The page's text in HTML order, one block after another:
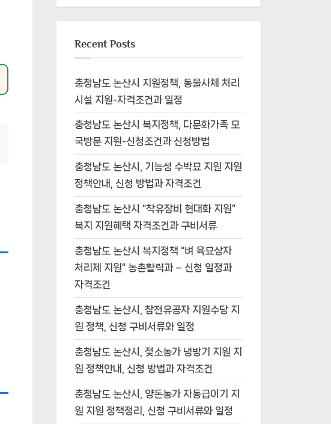
Recent Posts
충청남도 논산시 지원정책, 동물사체 처리
시설 지원-자격조건과 일정
충청남도 논산시 복지정책, 다문화가족 모
국방문 지원-신청조건과 신청방법
충청남도 논산시, 기능성 수박묘 지원 지원
정책안내, 신청 방법과 자격조건
충청남도 논산시 “착유장비 현대화 지원”
복지 지원혜택 자격조건과 구비서류
충청남도 논산시 복지정책 “벼 육묘상자
처리제 지원” 농촌활력과 – 신청 일정과
자격조건
충청남도 논산시, 참전유공자 지원수당 지
원 정책, 신청 구비서류와 일정
충청남도 논산시, 젖소농가 냉방기 지원 지
원 정책안내, 신청 방법과 자격조건
충청남도 논산시, 양돈농가 자동급이기 지
원 지원 정책정리, 신청 구비서류와 일정